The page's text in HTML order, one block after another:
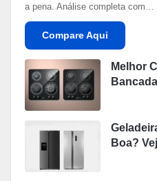
a pena. Análise completa com…
Compare Aqui
Melhor
Boa?